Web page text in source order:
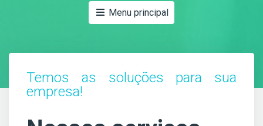
Menu principal
Temos as soluções para sua
empresa!